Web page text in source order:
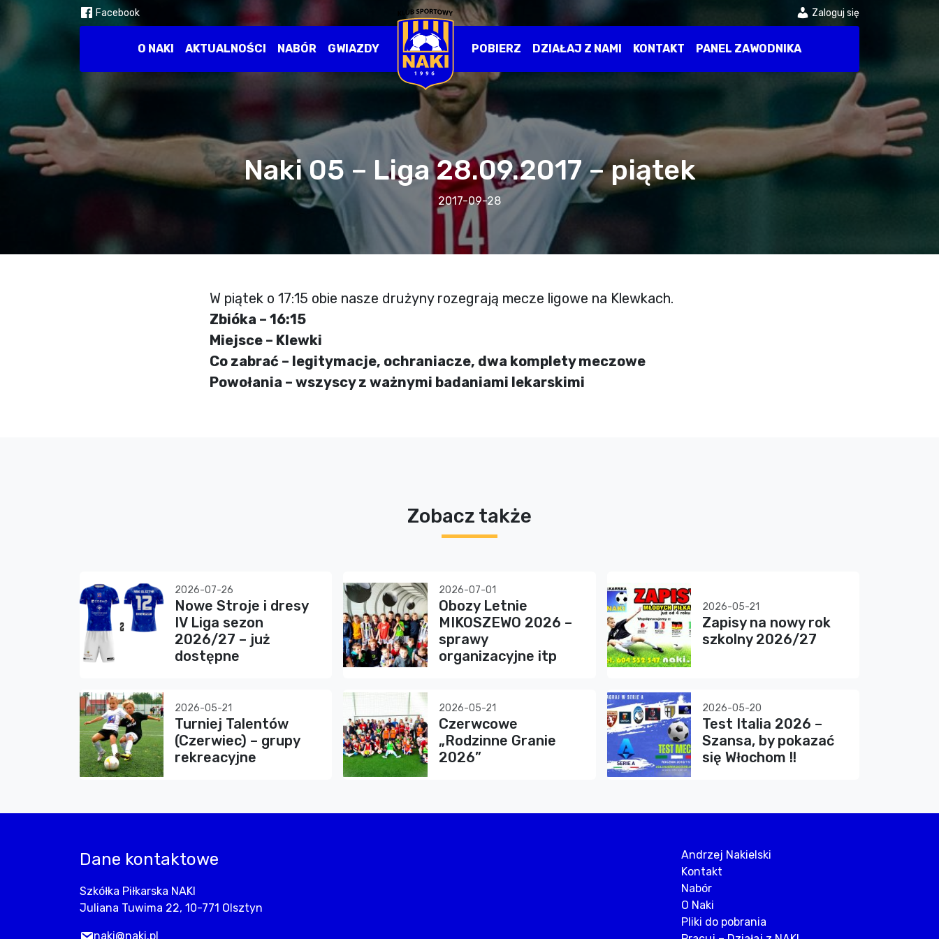
Facebook Zaloguj się
O NAKI AKTUALNOŚCI NABÓR GWIAZDY POBIERZ DZIAŁAJ Z NAMI KONTAKT PANEL ZAWODNIKA
Naki 05 – Liga 28.09.2017 – piątek
2017-09-28
W piątek o 17:15 obie nasze drużyny rozegrają mecze ligowe na Klewkach.
Zbióka – 16:15
Miejsce – Klewki
Co zabrać – legitymacje, ochraniacze, dwa komplety meczowe
Powołania – wszyscy z ważnymi badaniami lekarskimi
Zobacz także
2026-07-26
Nowe Stroje i dresy
IV Liga sezon
2026/27 – już
dostępne
2026-07-01
Obozy Letnie
MIKOSZEWO 2026 –
sprawy
organizacyjne itp
2026-05-21
Zapisy na nowy rok
szkolny 2026/27
2026-05-21
Turniej Talentów
(Czerwiec) – grupy
rekreacyjne
2026-05-21
Czerwcowe
„Rodzinne Granie
2026”
2026-05-20
Test Italia 2026 –
Szansa, by pokazać
się Włochom !!
Dane kontaktowe
Szkółka Piłkarska NAKI
Juliana Tuwima 22, 10-771 Olsztyn
naki@naki.pl
Andrzej Nakielski
Kontakt
Nabór
O Naki
Pliki do pobrania